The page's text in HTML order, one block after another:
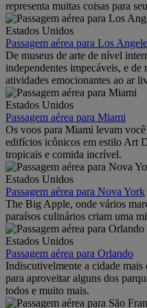
representa muitas coisas para
Estados Unidos
Passagem aérea para Los
De museus de arte de nível
independentes impecáveis, e
atividades emocionantes ao ar
Estados Unidos
Passagem aérea para Miami
Os voos para Miami levam
edifícios icônicos em estilo Art
tropicais e comida incrível.
Estados Unidos
Passagem aérea para Nova York
The Big Apple, onde vários
paraísos culinários criam uma
Estados Unidos
Passagem aérea para Orlando
Indiscutivelmente a cidade
para aproveitar alguns dos
todos e muito mais.